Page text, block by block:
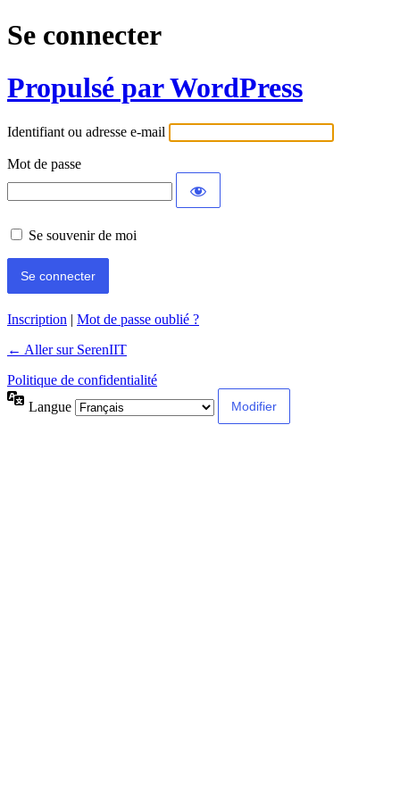
Se connecter
Propulsé par WordPress
Identifiant ou adresse e-mail
Mot de passe
Se souvenir de moi
Inscription | Mot de passe oublié ?
← Aller sur SerenIIT
Politique de confidentialité
Langue